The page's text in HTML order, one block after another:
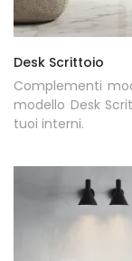
Desk Scrittoio
Complementi
modello Desk
tuoi interni.